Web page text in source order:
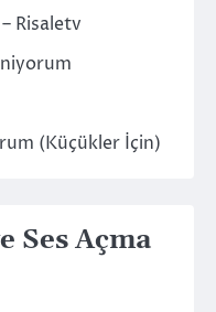
Risaletv
(Küçükler İçin)
Ses Açma